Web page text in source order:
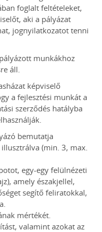
foglalt feltételeket,
aki a pályázat
jognyilatkozatot tenni
munkákhoz
áll.
képviselő
a fejlesztési munkát a
szerződés hatályba
bemutatja
(min. 3, max.
egy-egy felülnézeti
amely északjellel,
segítő feliratokkal,
mértékét.
valamint azokat az